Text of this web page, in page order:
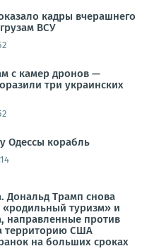
кадры вчерашнего
ВСУ
с камер дронов —
три украинских
Одессы корабль
Дональд Трамп снова
«родильный туризм» и
направленные против
территорию США
на больших сроках